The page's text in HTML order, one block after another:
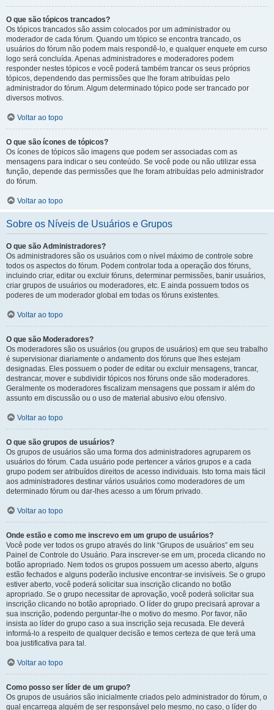
O que são tópicos trancados?
Os tópicos trancados são assim colocados por um administrador ou
moderador de cada fórum. Quando um tópico se encontra trancado, os
usuários do fórum não podem mais respondê-lo, e qualquer enquete em curso
logo será concluída. Apenas administradores e moderadores podem
responder nestes tópicos e você poderá também trancar os seus próprios
tópicos, dependendo das permissões que lhe foram atribuídas pelo
administrador do fórum. Algum determinado tópico pode ser trancado por
diversos motivos.
Voltar ao topo
O que são ícones de tópicos?
Os ícones de tópicos são imagens que podem ser associadas com as
mensagens para indicar o seu conteúdo. Se você pode ou não utilizar essa
função, depende das permissões que lhe foram atribuídas pelo administrador
do fórum.
Voltar ao topo
Sobre os Níveis de Usuários e Grupos
O que são Administradores?
Os administradores são os usuários com o nível máximo de controle sobre
todos os aspectos do fórum. Podem controlar toda a operação dos fóruns,
incluindo criar, editar ou excluir fóruns, determinar permissões, banir usuários,
criar grupos de usuários ou moderadores, etc. E ainda possuem todos os
poderes de um moderador global em todas os fóruns existentes.
Voltar ao topo
O que são Moderadores?
Os moderadores são os usuários (ou grupos de usuários) em que seu trabalho
é supervisionar diariamente o andamento dos fóruns que lhes estejam
designadas. Eles possuem o poder de editar ou excluir mensagens, trancar,
destrancar, mover e subdividir tópicos nos fóruns onde são moderadores.
Geralmente os moderadores fiscalizam mensagens que possam ir além do
assunto em discussão ou o uso de material abusivo e/ou ofensivo.
Voltar ao topo
O que são grupos de usuários?
Os grupos de usuários são uma forma dos administradores agruparem os
usuários do fórum. Cada usuário pode pertencer a vários grupos e a cada
grupo podem ser atribuídos direitos de acesso individuais. Isto torna mais fácil
aos administradores destinar vários usuários como moderadores de um
determinado fórum ou dar-lhes acesso a um fórum privado.
Voltar ao topo
Onde estão e como me inscrevo em um grupo de usuários?
Você pode ver todos os grupo através do link “Grupos de usuários” em seu
Painel de Controle do Usuário. Para inscrever-se em um, proceda clicando no
botão apropriado. Nem todos os grupos possuem um acesso aberto, alguns
estão fechados e alguns poderão inclusive encontrar-se invisíveis. Se o grupo
estiver aberto, você poderá solicitar sua inscrição clicando no botão
apropriado. Se o grupo necessitar de aprovação, você poderá solicitar sua
inscrição clicando no botão apropriado. O líder do grupo precisará aprovar a
sua inscrição, podendo perguntar-lhe o motivo do mesmo. Por favor, não
insista ao líder do grupo caso a sua inscrição seja recusada. Ele deverá
informá-lo a respeito de qualquer decisão e temos certeza de que terá uma
boa justificativa para tal.
Voltar ao topo
Como posso ser líder de um grupo?
Os grupos de usuários são inicialmente criados pelo administrador do fórum, o
qual encarrega alguém de ser responsável pelo mesmo, no caso, o líder do